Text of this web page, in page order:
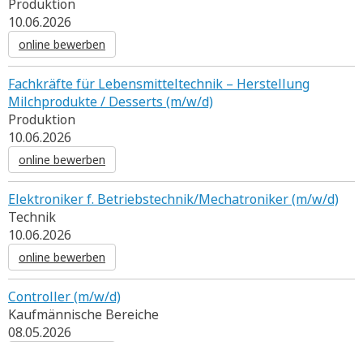
Produktion
10.06.2026
online bewerben
Fachkräfte für Lebensmitteltechnik – Herstellung
Milchprodukte / Desserts (m/w/d)
Produktion
10.06.2026
online bewerben
Elektroniker f. Betriebstechnik/Mechatroniker (m/w/d)
Technik
10.06.2026
online bewerben
Controller (m/w/d)
Kaufmännische Bereiche
08.05.2026